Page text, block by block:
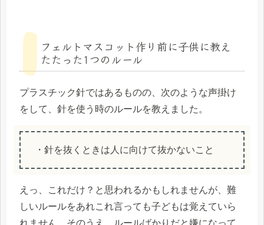
フェルトマスコット作り前に子供に教え
たたった1つのルール
プラスチック針ではあるものの、次のような声掛け
をして、針を使う時のルールを教えました。
・針を抜くときは人に向けて抜かないこと
えっ、これだけ？と思われるかもしれませんが、難
しいルールをあれこれ言っても子どもは覚えていら